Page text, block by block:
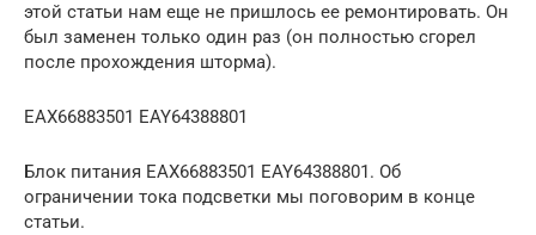
этой статьи нам еще не пришлось ее ремонтировать. Он
был заменен только один раз (он полностью сгорел
после прохождения шторма).
EAX66883501 EAY64388801
Блок питания EAX66883501 EAY64388801. Об
ограничении тока подсветки мы поговорим в конце
статьи.